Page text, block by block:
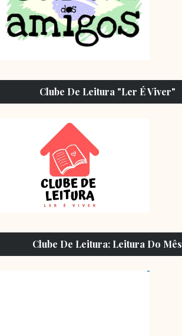
Clube De Leitura "Ler É Viver"
Clube De Leitura: Leitura Do Mês